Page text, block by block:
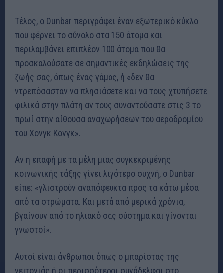
Τέλος, ο Dunbar περιγράφει έναν εξωτερικό κύκλο
που φέρνει το σύνολο στα 150 άτομα και
περιλαμβάνει επιπλέον 100 άτομα που θα
προσκαλούσατε σε σημαντικές εκδηλώσεις της
ζωής σας, όπως ένας γάμος, ή «δεν θα
ντρεπόσασταν να πλησιάσετε και να τους χτυπήσετε
φιλικά στην πλάτη αν τους συναντούσατε στις 3 το
πρωί στην αίθουσα αναχωρήσεων του αεροδρομίου
του Χονγκ Κονγκ».
Αν η επαφή με τα μέλη μιας συγκεκριμένης
κοινωνικής τάξης γίνει λιγότερο συχνή, ο Dunbar
είπε: «γλιστρούν αναπόφευκτα προς τα κάτω μέσα
από τα στρώματα. Και μετά από μερικά χρόνια,
βγαίνουν από το ηλιακό σας σύστημα και γίνονται
γνωστοί».
Αυτοί είναι άνθρωποι όπως ο μπαρίστας της
γειτονιάς ή οι περισσότεροι συνάδελφοι στο